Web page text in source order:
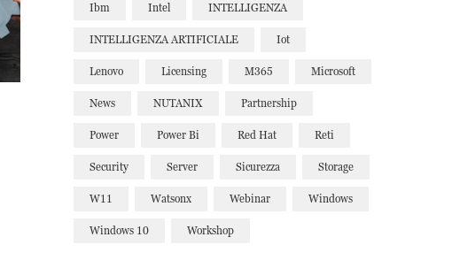
Ibm Intel INTELLIGENZA
INTELLIGENZA ARTIFICIALE Iot
Lenovo Licensing M365 Microsoft
News NUTANIX Partnership
Power Power Bi Red Hat Reti
Security Server Sicurezza Storage
W11 Watsonx Webinar Windows
Windows 10 Workshop